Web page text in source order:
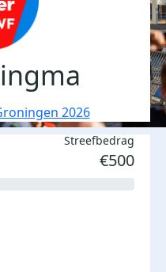
2026
Streefbedrag
€500